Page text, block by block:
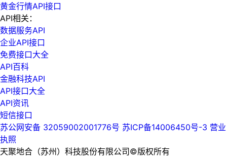
黄金行情API接口
API相关：
数据服务API
企业API接口
免费接口大全
API百科
金融科技API
API接口大全
API资讯
短信接口
苏公网安备 32059002001776号 苏ICP备14006450号-3 营业
执照
天聚地合（苏州）科技股份有限公司©版权所有